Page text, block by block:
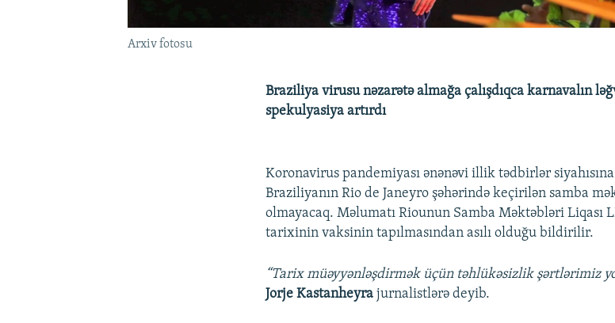
Arxiv fotosu
Braziliya virusu nəzarətə almağa çalışdıqca karnavalın
spekulyasiya artırdı
Koronavirus pandemiyası ənənəvi illik tədbirlər
Braziliyanın Rio de Janeyro şəhərində keçirilən samba
olmayacaq. Məlumatı Riounun Samba Məktəbləri Liqası
tarixinin vaksinin tapılmasından asılı olduğu bildirilir.
“Tarix müəyyənləşdirmək üçün təhlükəsizlik şərtlərimiz
Jorje Kastanheyra jurnalistlərə deyib.